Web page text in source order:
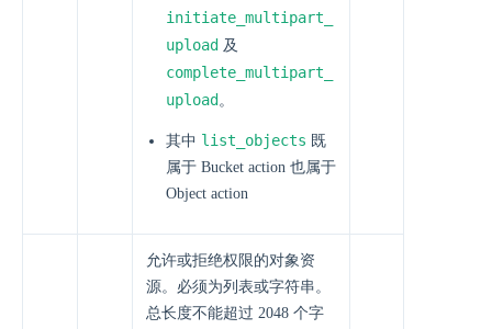
initiate_multipart_
upload 及
complete_multipart_
upload 。
其中 list_objects 既
属于 Bucket action 也属于
Object action
允许或拒绝权限的对象资
源。必须为列表或字符串。
总长度不能超过 2048 个字